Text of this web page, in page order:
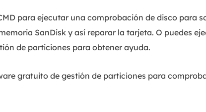
para ejecutar una comprobación de disco para
SanDisk y así reparar la tarjeta. O puedes
de particiones para obtener ayuda.
gratuito de gestión de particiones para